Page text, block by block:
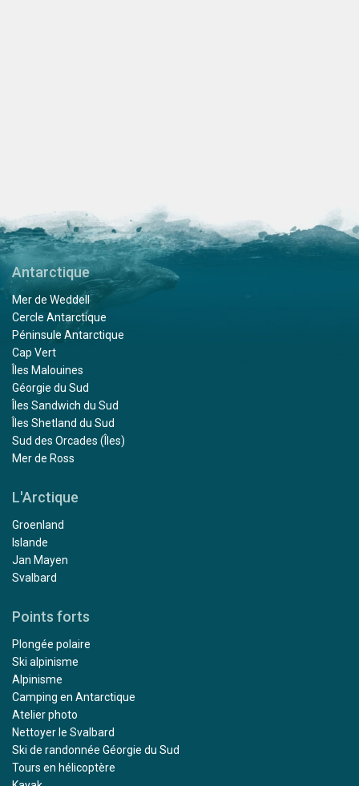
Antarctique
Mer de Weddell
Cercle Antarctique
Péninsule Antarctique
Cap Vert
Îles Malouines
Géorgie du Sud
Îles Sandwich du Sud
Îles Shetland du Sud
Sud des Orcades (Îles)
Mer de Ross
L'Arctique
Groenland
Islande
Jan Mayen
Svalbard
Points forts
Plongée polaire
Ski alpinisme
Alpinisme
Camping en Antarctique
Atelier photo
Nettoyer le Svalbard
Ski de randonnée Géorgie du Sud
Tours en hélicoptère